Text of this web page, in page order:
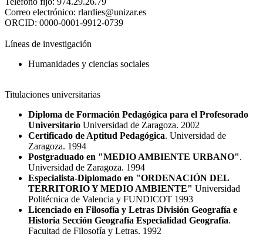
Correo electrónico: rlardies@unizar.es
ORCID: 0000-0001-9912-0739
Líneas de investigación
Humanidades y ciencias sociales
Titulaciones universitarias
Diploma de Formación Pedagógica para el Profesorado
Universitario Universidad de Zaragoza. 2002
Certificado de Aptitud Pedagógica. Universidad de
Zaragoza. 1994
Postgraduado en "MEDIO AMBIENTE URBANO".
Universidad de Zaragoza. 1994
Especialista-Diplomado en "ORDENACIÓN DEL
TERRITORIO Y MEDIO AMBIENTE" Universidad
Politécnica de Valencia y FUNDICOT 1993
Licenciado en Filosofía y Letras División Geografía e
Historia Sección Geografía Especialidad Geografía.
Facultad de Filosofía y Letras. 1992